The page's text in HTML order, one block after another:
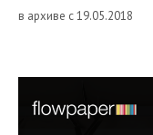
в архиве с 19.05.2018